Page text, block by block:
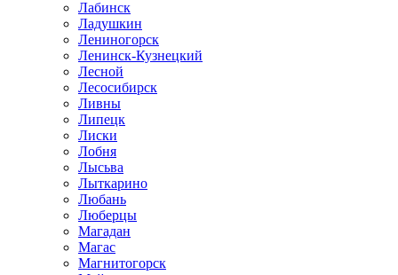
Лабинск
Ладушкин
Лениногорск
Ленинск-Кузнецкий
Лесной
Лесосибирск
Ливны
Липецк
Лиски
Лобня
Лысьва
Лыткарино
Любань
Люберцы
Магадан
Магас
Магнитогорск